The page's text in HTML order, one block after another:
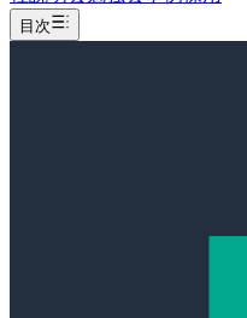
目次